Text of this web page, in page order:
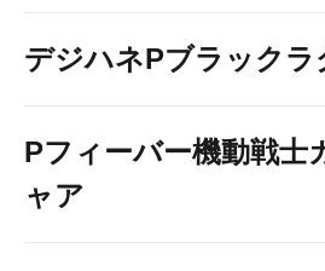
デジハネPブラックラ
Pフィーバー機動戦士
ャア